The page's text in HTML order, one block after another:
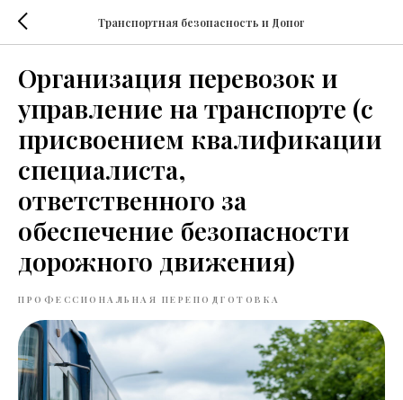
Транспортная безопасность и Допог
Организация перевозок и
управление на транспорте (с
присвоением квалификации
специалиста,
ответственного за
обеспечение безопасности
дорожного движения)
ПРОФЕССИОНАЛЬНАЯ ПЕРЕПОДГОТОВКА